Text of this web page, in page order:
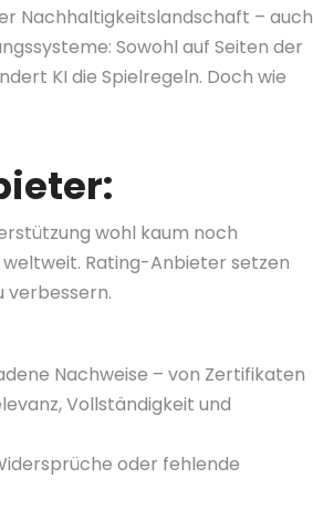
Nachhaltigkeitslandschaft – auch
Sowohl auf Seiten der
KI die Spielregeln. Doch wie
wohl kaum noch
Rating-Anbieter setzen
verbessern.
Nachweise – von Zertifikaten
Vollständigkeit und
oder fehlende